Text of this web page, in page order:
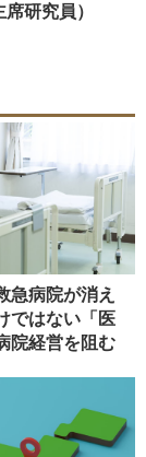
研究員）
急病院が消え
はない「医
院経営を阻む